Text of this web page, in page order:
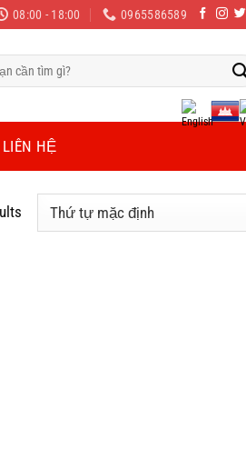
08:00 - 18:00 0965586589
LIÊN HỆ